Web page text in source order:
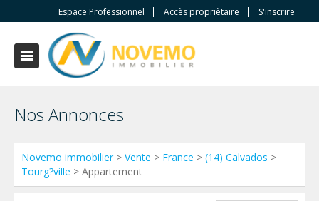
Espace Professionnel Accès propriètaire S'inscrire
Nos Annonces
Novemo immobilier> Vente > France > (14) Calvados >
Tourg?ville > Appartement